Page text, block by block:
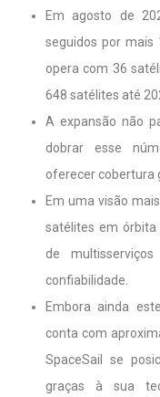
Em agosto de
seguidos por mais
opera com 36
648 satélites até
A expansão não
dobrar esse
oferecer cobertura
Em uma visão
satélites em
de
confiabilidade.
Embora ainda
conta com
SpaceSail se
graças à sua